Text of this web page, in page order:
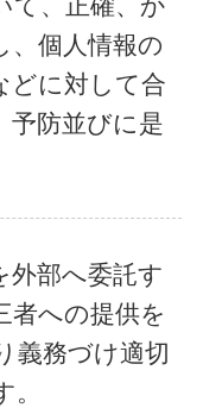
て、正確、か
、個人情報の
どに対して合
予防並びに是
外部へ委託す
者への提供を
義務づけ適切